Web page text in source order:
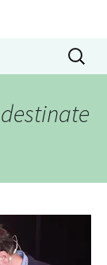
Caută
după: